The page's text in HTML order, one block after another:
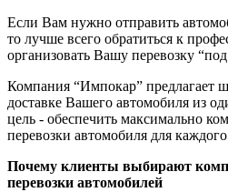
Если Вам нужно отправить
то лучше всего обратиться к
организовать Вашу перевозку
Компания “Импокар” предлагает
доставке Вашего автомобиля из
цель - обеспечить максимально
перевозки автомобиля для
Почему клиенты выбирают
перевозки автомобилей